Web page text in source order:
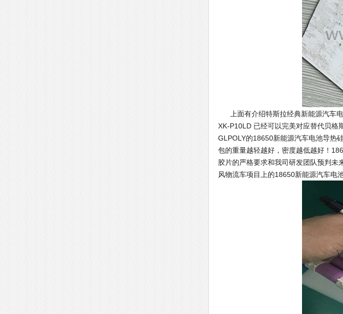
上面有介绍特斯拉经典新能源汽车
XK-P10LD 已经可以完美对应替代贝格
GLPOLY的18650新能源汽车电池导热
包的重量越轻越好，密度越低越好！
胶片的严格要求和我司研发团队预判未
风物流车项目上的18650新能源汽车电